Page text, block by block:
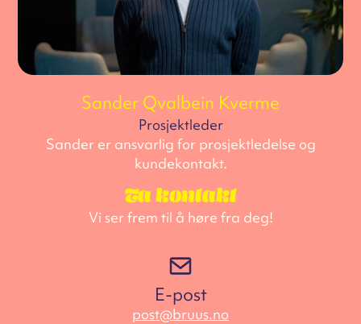
Ta kontakt
Vi ser frem til å høre fra deg!
E-post
post@bruus.no
Sander Qvalbein Kverme
Prosjektleder
Sander er ansvarlig for prosjektledelse og
kundekontakt.